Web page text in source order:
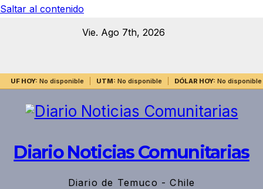
Saltar al contenido
Vie. Ago 7th, 2026
UF HOY: No disponible UTM: No disponible DÓLAR HOY: No disponible
Diario Noticias Comunitarias
Diario de Temuco - Chile